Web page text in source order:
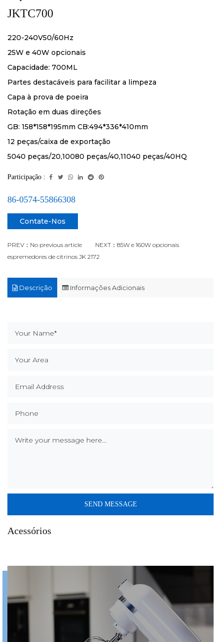
JKTC700
220-240V50/60Hz
25W e 40W opcionais
Capacidade: 700ML
Partes destacáveis ​​para facilitar a limpeza
Capa à prova de poeira
Rotação em duas direções
GB: 158*158*195mm CB:494*336*410mm
12 peças/caixa de exportação
5040 peças/20,10080 peças/40,11040 peças/40HQ
Participação :
86-0574-55866308
Contate-Nos
PREV：No previous article
NEXT：85W e 160W opcionais
espremedores de citrinos JK 2172
Descrição Informações Adicionais
Acessórios